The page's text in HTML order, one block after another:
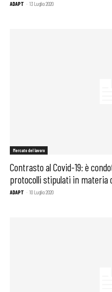
ADAPT - 13 Luglio 2020
Mercato del lavoro
Contrasto al Covid-19: è
protocolli stipulati in materia
ADAPT - 10 Luglio 2020